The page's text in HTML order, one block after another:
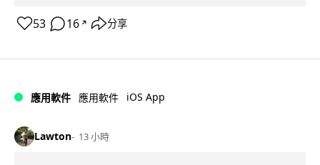
53 16 ↗ 分享
應用軟件 應用軟件 iOS App
Lawton 13 小時